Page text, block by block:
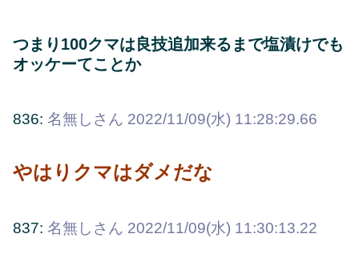
つまり100クマは良技追加来るまで塩漬けでも
オッケーてことか
836: 名無しさん 2022/11/09(水) 11:28:29.66
やはりクマはダメだな
837: 名無しさん 2022/11/09(水) 11:30:13.22